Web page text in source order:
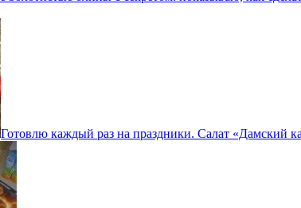
Готовлю каждый раз на праздники. Салат «Дамский